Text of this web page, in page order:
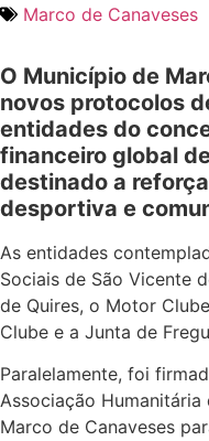
Marco de Canaveses
O Município de
novos protocolos
entidades do
financeiro global
destinado a
desportiva e
As entidades
Sociais de São Vicente
de Quires, o Motor
Clube e a Junta de
Paralelamente, foi
Associação
Marco de Canaveses